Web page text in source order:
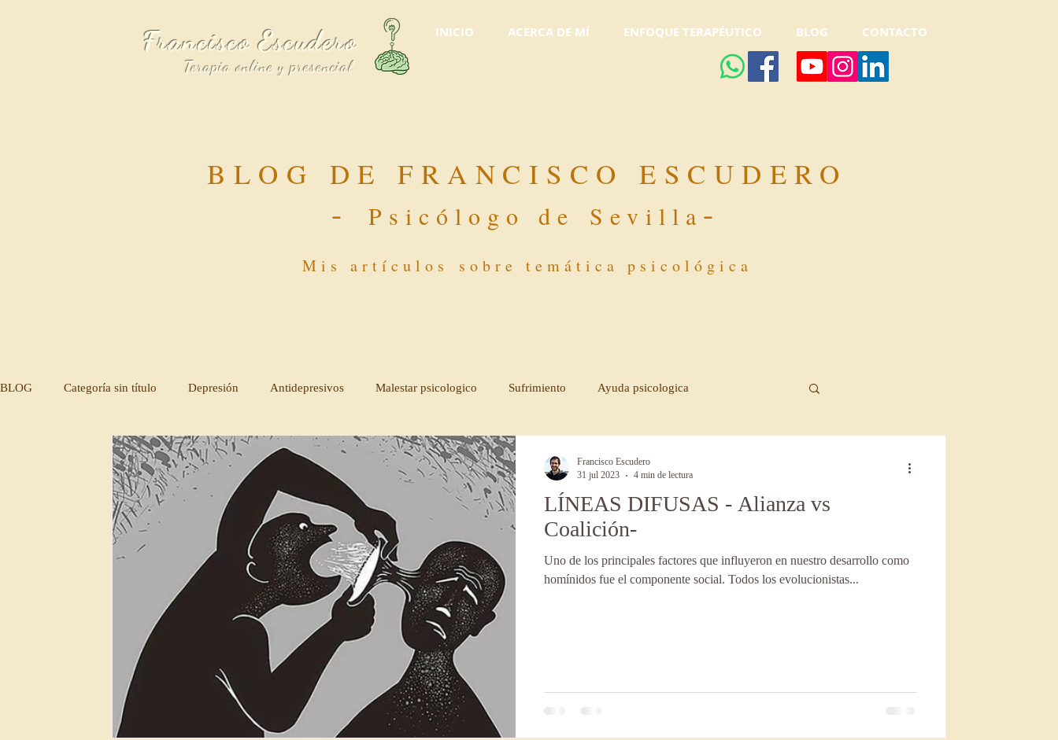
Francisco Escudero INICIO ACERCA DE MÍ ENFOQUE TERAPÉUTICO BLOG CONTACTO
Terapia online y presencial
BLOG DE FRANCISCO ESCUDERO
- Psicólogo de Sevilla -
Mis artículos sobre temática psicológica
BLOG Categoría sin título Depresión Antidepresivos Malestar psicologico Sufrimiento Ayuda psicologica
Solucion depresión ¿Qués es la depresión? Cura y remedio Ayuda psicologica
Perfeccionismo creación de hábitos cambio psicológico disciplina consciencia paciencia
humanismo etica marco psicologico terapia psicologica tipo de psicologo cognitivo conductual
mindfulness
LÍNEAS DIFUSAS - Alianza vs
Coalición-
Uno de los principales factores que influyeron en nuestro desarrollo como
homínidos fue el componente social. Todos los evolucionistas...
Francisco Escudero
31 jul 2023
4 min de lectura